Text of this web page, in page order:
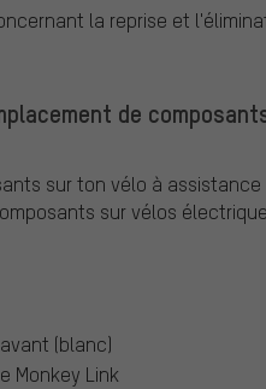
la reprise et
de
sur ton vélo à
sur vélos
(blanc)
Monkey Link